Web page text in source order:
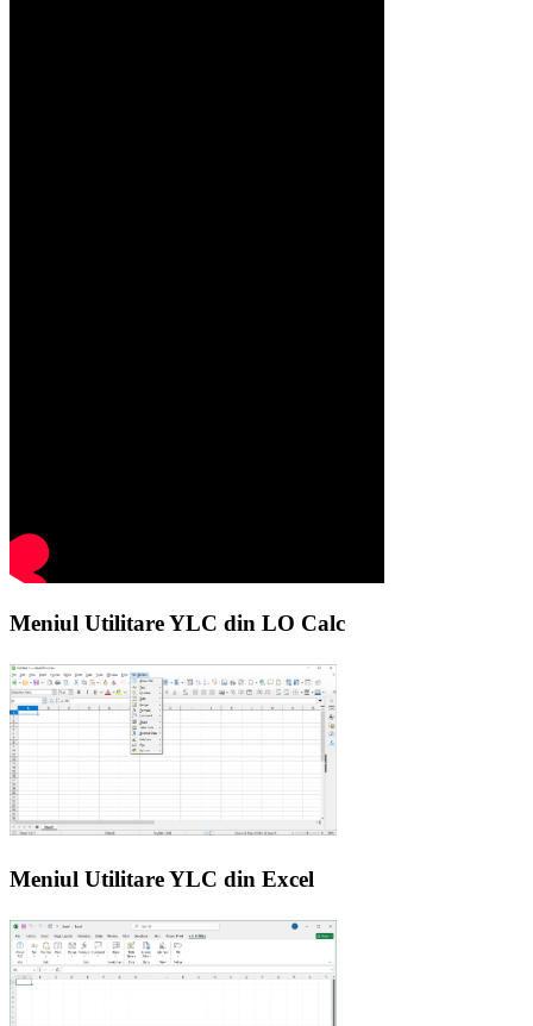
Meniul Utilitare YLC din LO Calc
Meniul Utilitare YLC din Excel